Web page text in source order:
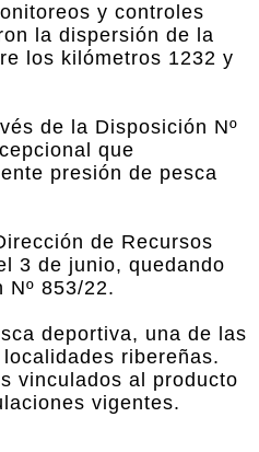
y controles
la dispersión de la
los kilómetros 1232 y
de la Disposición Nº
que
presión de pesca
de Recursos
3 de junio, quedando
853/22.
deportiva, una de las
ribereñas.
vinculados al producto
vigentes.